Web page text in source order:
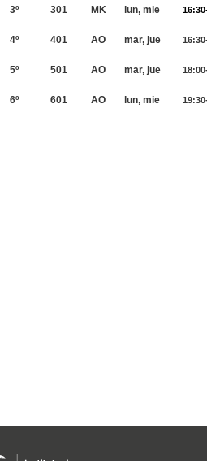
3º 301 MK lun, mie
4º 401 AO mar, jue
5º 501 AO mar, jue
6º 601 AO lun, mie